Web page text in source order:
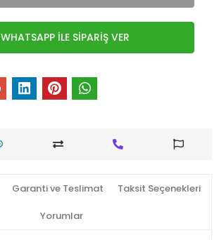
WHATSAPP İLE SİPARİŞ VER
Garanti ve Teslimat Taksit Seçenekleri
Yorumlar